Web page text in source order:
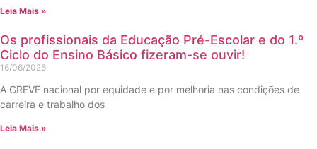
Leia Mais »
Os profissionais da Educação Pré-Escolar e do 1.º
Ciclo do Ensino Básico fizeram-se ouvir!
16/06/2026
A GREVE nacional por equidade e por melhoria nas condições de
carreira e trabalho dos
Leia Mais »